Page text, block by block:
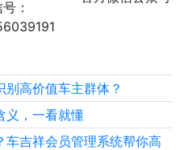
：
高价值车主群体？
义，一看就懂
吉祥会员管理系统帮你高